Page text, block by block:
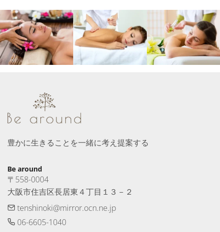
豊かに生きることを一緒に考え提案する
Be around
〒558-0004
大阪市住吉区長居東４丁目１３－２
tenshinoki@mirror.ocn.ne.jp
06-6605-1040